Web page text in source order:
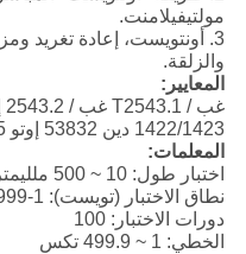
مولتيفيلامنت.
3. أونتويست، إعادة تغريد
والزلقة.
المعايير:
1422/1423 دين 53832 إوتو 25-70
المعلمات:
اختبار طول: 10 ~ 500 ملليمتر للاختيار
نطاق الاختبار (تويست): 1-999
دورات الاختبار: 100
الخطي: 1 ~ 499.9 تكس